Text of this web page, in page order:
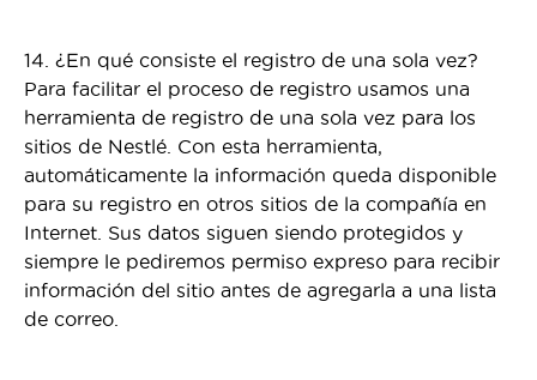
14. ¿En qué consiste el registro de una sola vez?
Para facilitar el proceso de registro usamos una
herramienta de registro de una sola vez para los
sitios de Nestlé. Con esta herramienta,
automáticamente la información queda disponible
para su registro en otros sitios de la compañía en
Internet. Sus datos siguen siendo protegidos y
siempre le pediremos permiso expreso para recibir
información del sitio antes de agregarla a una lista
de correo.